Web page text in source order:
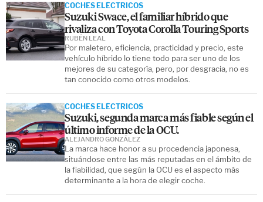
COCHES ELÉCTRICOS
Suzuki Swace, el familiar híbrido que
rivaliza con Toyota Corolla Touring Sports
Por maletero, eficiencia, practicidad y precio, este
vehículo híbrido lo tiene todo para ser uno de los
mejores de su categoría, pero, por desgracia, no es
tan conocido como otros modelos.
RUBÉN LEAL
COCHES ELÉCTRICOS
Suzuki, segunda marca más fiable según el
último informe de la OCU.
La marca hace honor a su procedencia japonesa,
situándose entre las más reputadas en el ámbito de
la fiabilidad, que según la OCU es el aspecto más
determinante a la hora de elegir coche.
ALEJANDRO GONZÁLEZ